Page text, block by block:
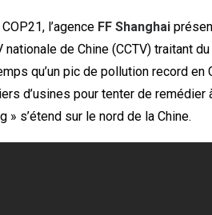
l’agence FF Shanghai
nationale de Chine (CCTV) traitant
qu’un pic de pollution record
d’usines pour tenter de
» s’étend sur le nord de la Chine.